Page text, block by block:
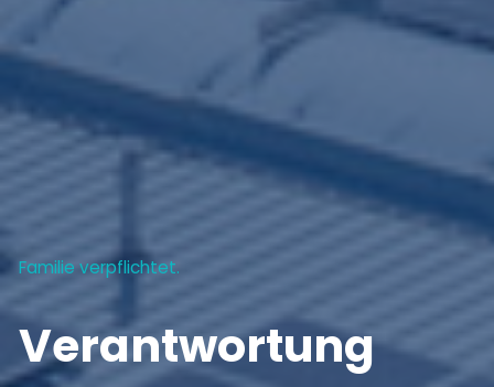
Familie verpflichtet.
Verantwortung